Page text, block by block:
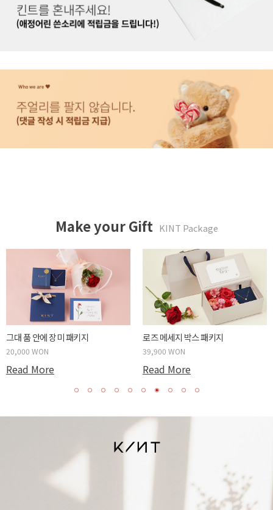
Make your Gift KINT Package
튤립같은 너에게 패키지
20,000 WON
Read More
카네이션 메세지 박스 패키지
39,900 WON
Read More